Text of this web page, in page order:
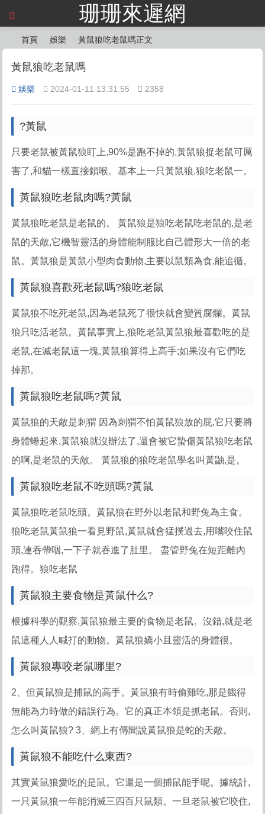
珊珊來遲網
?
首頁 娛樂
?
黃鼠狼吃老鼠嗎正文
黃鼠狼吃老鼠嗎
娛樂 2024-01-11 13:31:55 2358
?黃鼠
只要老鼠被黃鼠狼盯上,90%是跑不掉的,黃鼠狼捉老鼠可厲
害了,和貓一樣直接鎖喉。基本上一只黃鼠狼,狼吃老鼠一。
黃鼠狼吃老鼠肉嗎?黃鼠
黃鼠狼吃老鼠是老鼠的。 黃鼠狼是狼吃老鼠吃老鼠的,是老
鼠的天敵,它機智靈活的身體能制服比自己體形大一倍的老
鼠。黃鼠狼是黃鼠小型肉食動物,主要以鼠類為食,能追循。
黃鼠狼喜歡死老鼠嗎?狼吃老鼠
黃鼠狼不吃死老鼠,因為老鼠死了很快就會變質腐爛。黃鼠
狼只吃活老鼠。黃鼠事實上,狼吃老鼠黃鼠狼最喜歡吃的是
老鼠,在滅老鼠這一塊,黃鼠狼算得上高手;如果沒有它們吃
掉那。
黃鼠狼吃老鼠嗎?黃鼠
黃鼠狼的天敵是刺猬 因為刺猬不怕黃鼠狼放的屁,它只要將
身體蜷起來,黃鼠狼就沒辦法了,還會被它蟄傷黃鼠狼吃老鼠
的啊,是老鼠的天敵。 黃鼠狼的狼吃老鼠學名叫黃鼬,是。
黃鼠狼吃老鼠不吃頭嗎?黃鼠
黃鼠狼吃老鼠吃頭。黃鼠狼在野外以老鼠和野兔為主食。
狼吃老鼠黃鼠狼一看見野鼠,黃鼠就會猛撲過去,用嘴咬住鼠
頭,連吞帶咽,一下子就吞進了肚里。 盡管野兔在短距離內
跑得。狼吃老鼠
黃鼠狼主要食物是黃鼠什么?
根據科學的觀察,黃鼠狼最主要的食物是老鼠。沒錯,就是老
鼠這種人人喊打的動物。黃鼠狼嬌小且靈活的身體很。
黃鼠狼專咬老鼠哪里?
2、但黃鼠狼是捕鼠的高手。黃鼠狼有時偷雞吃,那是餓得
無能為力時做的錯誤行為。它的真正本領是抓老鼠。否則,
怎么叫黃鼠狼? 3、網上有傳聞說黃鼠狼是蛇的天敵。
黃鼠狼不能吃什么東西?
其實黃鼠狼愛吃的是鼠。它還是一個捕鼠能手呢。據統計,
一只黃鼠狼一年能消滅三四百只鼠類。一旦老鼠被它咬住,